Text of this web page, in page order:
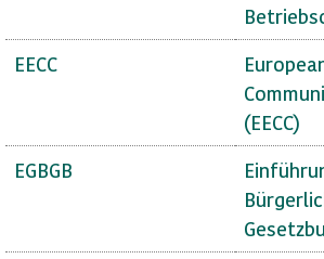
EECC
(EECC)
EGBGB